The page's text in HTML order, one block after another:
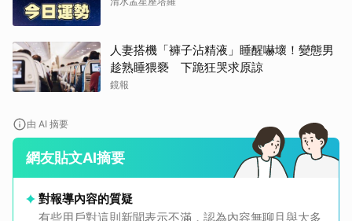
人妻搭機「褲子沾精液」睡醒嚇壞！變態男
趁熟睡猥褻 下跪狂哭求原諒
鏡報
由 AI 摘要
網友貼文AI摘要
對報導內容的質疑
有些用戶對這則新聞表示不滿，認為內容無聊且與大多